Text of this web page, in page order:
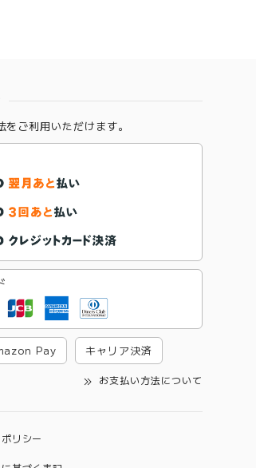
ご利用いただけます。
Pay キャリア決済
お支払い方法について
リシー